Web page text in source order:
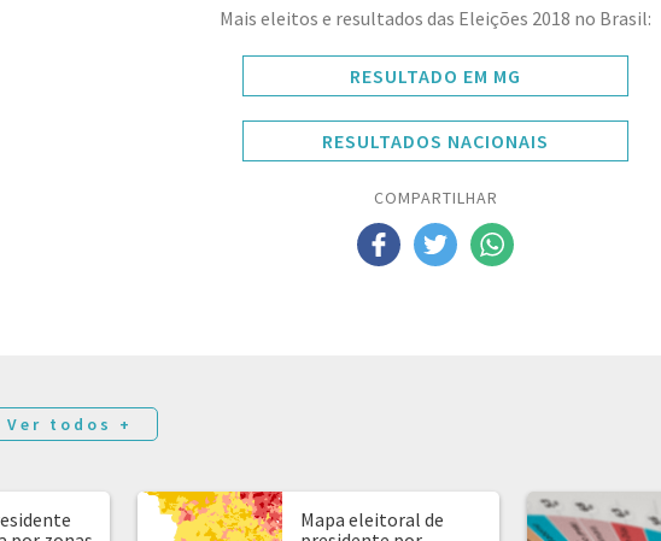
Mais eleitos e resultados das Eleições 2018 no Brasil:
RESULTADO EM MG
RESULTADOS NACIONAIS
COMPARTILHAR
Ver todos +
Mapa eleitoral de